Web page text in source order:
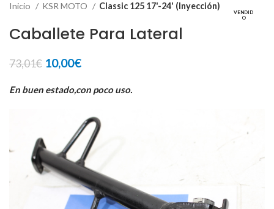
VENDID
O
Inicio KSR MOTO Classic 125 17'-24' (Inyección)
Caballete Para Lateral
73,01€ El
original
10,00€El
actual
10,00€.
En buen estado,con poco uso.